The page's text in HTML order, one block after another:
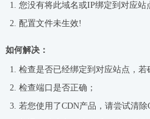
您没有将此域名或IP绑定到对应站
配置文件未生效!
如何解决：
检查是否已经绑定到对应站点，
检查端口是否正确；
若您使用了CDN产品，请尝试清除